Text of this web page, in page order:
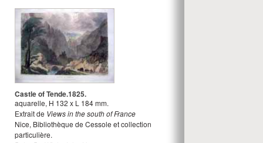
Castle of Tende.1825.
aquarelle, H 132 x L 184mm.
Extrait de Views in the south of France
Nice, Bibliothèque de Cessole et collection
particulière.